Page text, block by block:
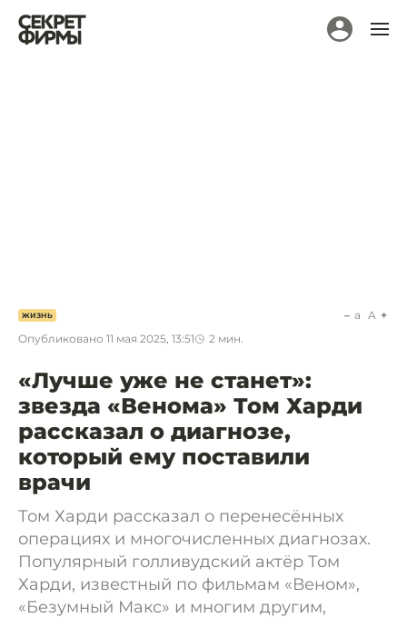
ЖИЗНЬ
Опубликовано 11 мая 2025, 13:51 2 мин.
a A
«Лучше уже не станет»:
звезда «Венома» Том Харди
рассказал о диагнозе,
который ему поставили
врачи
Том Харди рассказал о перенесённых
операциях и многочисленных диагнозах.
Популярный голливудский актёр Том
Харди, известный по фильмам «Веном»,
«Безумный Макс» и многим другим,